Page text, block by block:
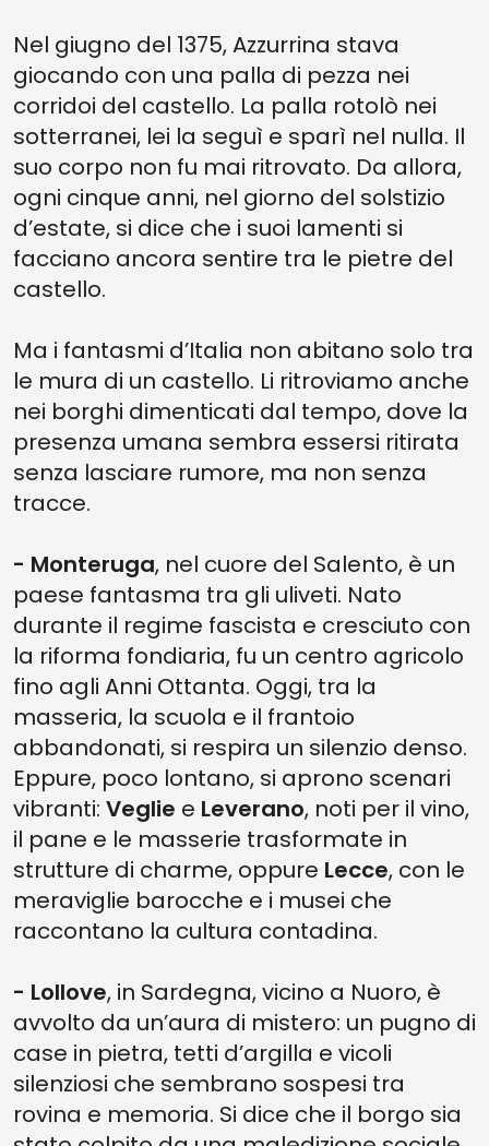
Nel giugno del 1375, Azzurrina stava
giocando con una palla di pezza nei
corridoi del castello. La palla rotolò nei
sotterranei, lei la seguì e sparì nel nulla. Il
suo corpo non fu mai ritrovato. Da allora,
ogni cinque anni, nel giorno del solstizio
d’estate, si dice che i suoi lamenti si
facciano ancora sentire tra le pietre del
castello.
Ma i fantasmi d’Italia non abitano solo tra
le mura di un castello. Li ritroviamo anche
nei borghi dimenticati dal tempo, dove la
presenza umana sembra essersi ritirata
senza lasciare rumore, ma non senza
tracce.
- Monteruga, nel cuore del Salento, è un
paese fantasma tra gli uliveti. Nato
durante il regime fascista e cresciuto con
la riforma fondiaria, fu un centro agricolo
fino agli Anni Ottanta. Oggi, tra la
masseria, la scuola e il frantoio
abbandonati, si respira un silenzio denso.
Eppure, poco lontano, si aprono scenari
vibranti: Veglie e Leverano, noti per il vino,
il pane e le masserie trasformate in
strutture di charme, oppure Lecce, con le
meraviglie barocche e i musei che
raccontano la cultura contadina.
- Lollove, in Sardegna, vicino a Nuoro, è
avvolto da un’aura di mistero: un pugno di
case in pietra, tetti d’argilla e vicoli
silenziosi che sembrano sospesi tra
rovina e memoria. Si dice che il borgo sia